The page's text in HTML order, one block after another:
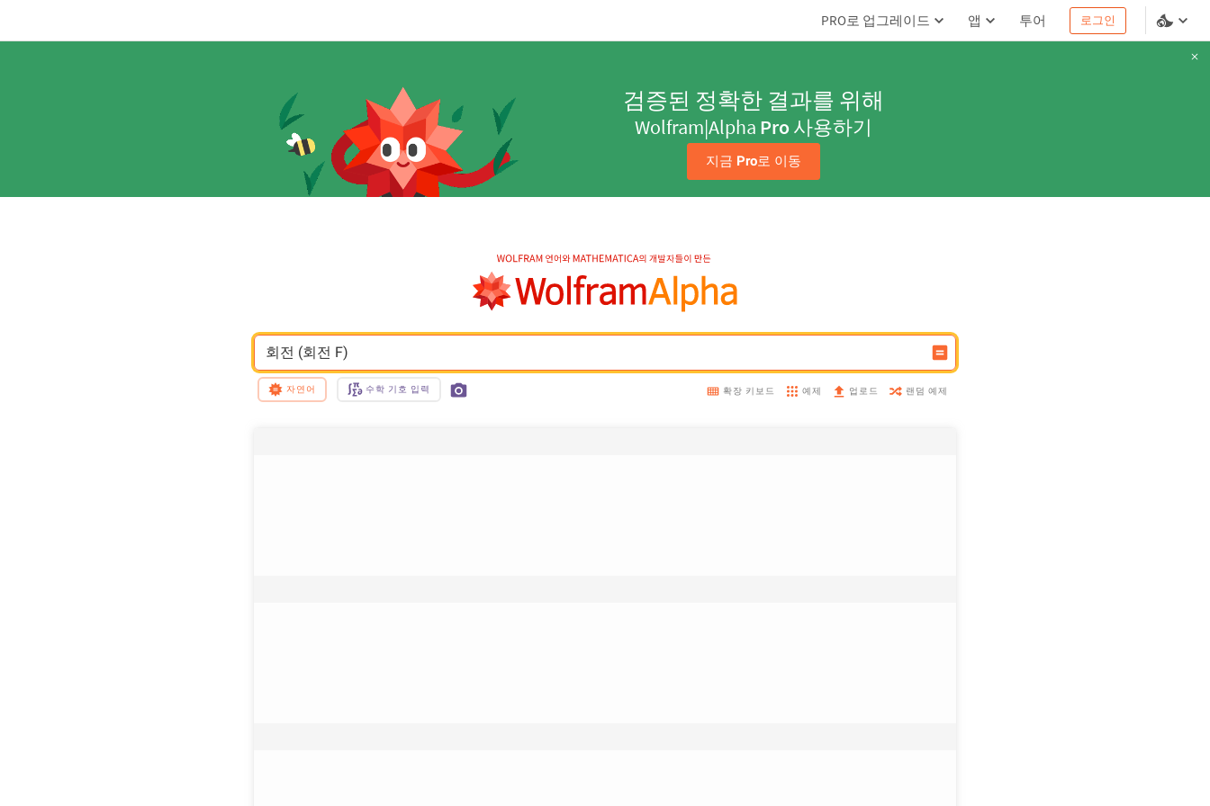
PRO로 업그레이드 앱 투어 로그인
검증된 정확한 결과를 위해
Wolfram|Alpha Pro사용하기
지금 Pro로 이동
회전 (회전 F)
자연어 수학 기호 입력 확장 키보드 예제 업로드 랜덤 예제